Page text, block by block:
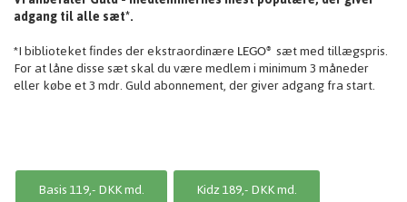
adgang til alle sæt*.
*I biblioteket findes der ekstraordinære LEGO® sæt med tillægspris.
For at låne disse sæt skal du være medlem i minimum 3 måneder
eller købe et 3 mdr. Guld abonnement, der giver adgang fra start.
Basis 119,- DKK md.
Kidz 189,- DKK md.